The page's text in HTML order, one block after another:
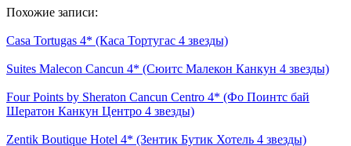
Похожие записи:
Casa Tortugas 4* (Каса Тортугас 4 звезды)
Suites Malecon Cancun 4* (Сюитс Малекон Канкун 4 звезды)
Four Points by Sheraton Cancun Centro 4* (Фо Поинтс бай
Шератон Канкун Центро 4 звезды)
Zentik Boutique Hotel 4* (Зентик Бутик Хотель 4 звезды)